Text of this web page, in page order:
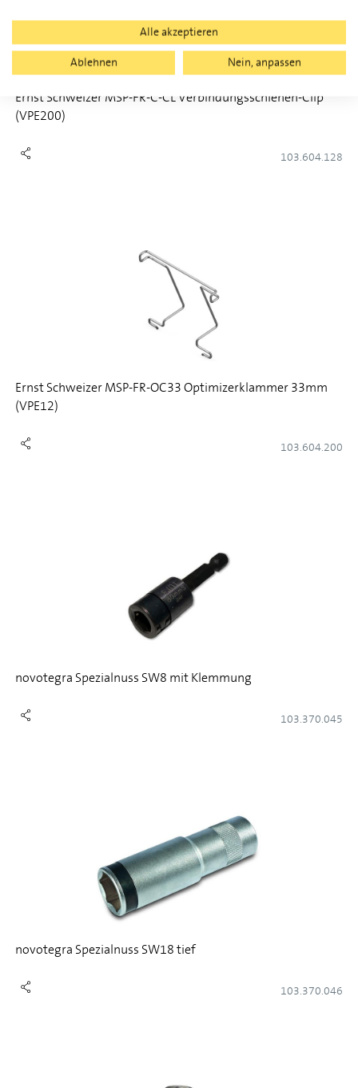
Ernst Schweizer MSP-FR-C-CL Verbindungsschienen-Clip
(VPE200)
103.604.128
Ernst Schweizer MSP-FR-OC33 Optimizerklammer 33mm
(VPE12)
103.604.200
novotegra Spezialnuss SW8 mit Klemmung
103.370.045
novotegra Spezialnuss SW18 tief
103.370.046
Alle akzeptieren
Ablehnen
Nein, anpassen